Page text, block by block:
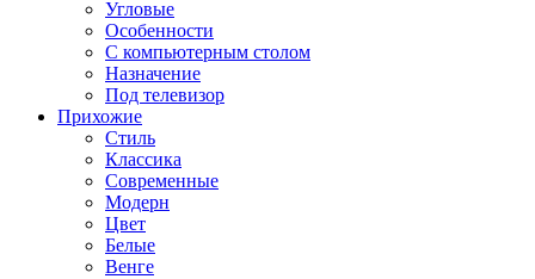
Угловые
Особенности
С компьютерным столом
Назначение
Под телевизор
Прихожие
Стиль
Классика
Современные
Модерн
Цвет
Белые
Венге